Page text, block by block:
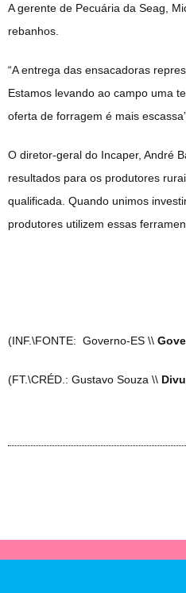
A gerente de Pecuária da Seag,
rebanhos.
“A entrega das ensacadoras
Estamos levando ao campo uma
oferta de forragem é mais
O diretor-geral do Incaper, André
resultados para os produtores
qualificada. Quando unimos
produtores utilizem essas
(INF.\FONTE: Governo-ES \\
(FT.\CRÉD.: Gustavo Souza \\